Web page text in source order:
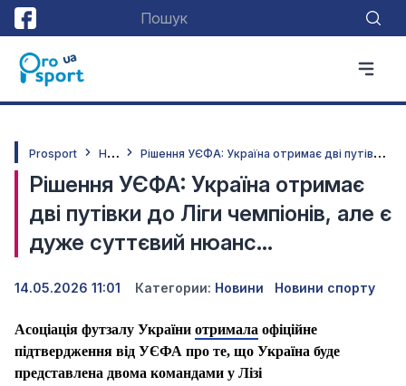
Prosport Н
овини Р
ішення УЄФА: Україна отримає дві путівки до Ліги чемпіонів, але є дуже суттєвий нюанс…
Рішення УЄФА: Україна отримає
дві путівки до Ліги чемпіонів, але є
дуже суттєвий нюанс…
14.05.2026 11:01 Категории: Новини Новини спорту
Асоціація футзалу України отримала офіційне
підтвердження від УЄФА про те, що Україна буде
представлена двома командами у Лізі